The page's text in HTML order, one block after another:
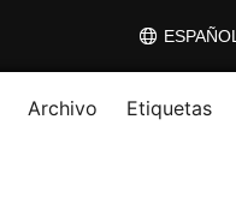
ESPAÑOL
Archivo Etiquetas